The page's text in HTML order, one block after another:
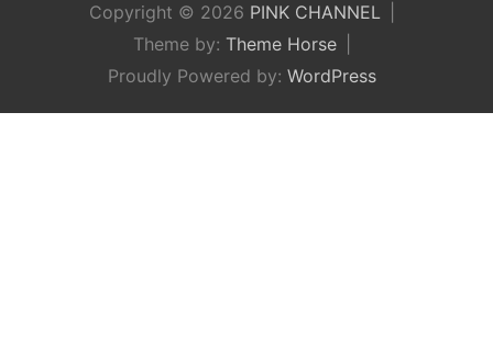
Copyright © 2026 PINK CHANNEL
Theme by: Theme Horse
Proudly Powered by: WordPress